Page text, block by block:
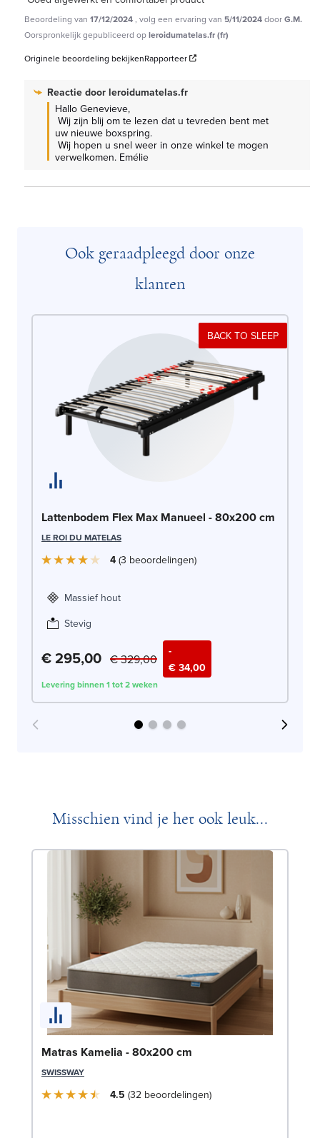
Beoordeling van 17/12/2024, volg een ervaring van 5/11/2024doorG.M.
Oorspronkelijk gepubliceerd opleroidumatelas.fr (fr)
Originele beoordeling bekijkenRapporteer
Reactie door leroidumatelas.fr
Hallo Genevieve,
uw nieuwe boxspring.
verwelkomen. Emélie
Ook geraadpleegd door onze
klanten
BACK TO SLEEP
Lattenbodem Flex Max Manueel - 80x200 cm
LE ROI DU MATELAS
4 3 beoordelingen
Massief hout
Stevig
€ 295,00
-
€ 34,00
€ 329,00
Levering binnen 1 tot 2 weken
Misschien vind je het ook leuk...
Matras Kamelia - 80x200 cm
SWISSWAY
4.5 32 beoordelingen